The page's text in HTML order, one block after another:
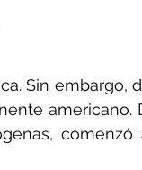
Sin embargo,
americano.
comenzó